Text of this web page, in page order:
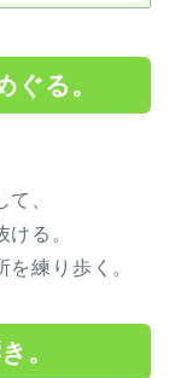
ぐる。
、
る。
練り歩く。
。